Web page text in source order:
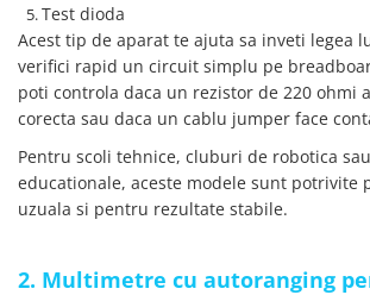
Osciloscoape Digitale
Generatoare de Semnal
Surse de Laborator
Statii de Lipit
Accesorii pentru Lipit
Surubelnite de Precizie
Test dioda
Acest tip de aparat te ajuta sa inveti legea
verifici rapid un circuit simplu pe
poti controla daca un rezistor de 220 ohmi
corecta sau daca un cablu jumper face
Pentru scoli tehnice, cluburi de robotica
educationale, aceste modele sunt potrivite
uzuala si pentru rezultate stabile.
2. Multimetre cu autoranging